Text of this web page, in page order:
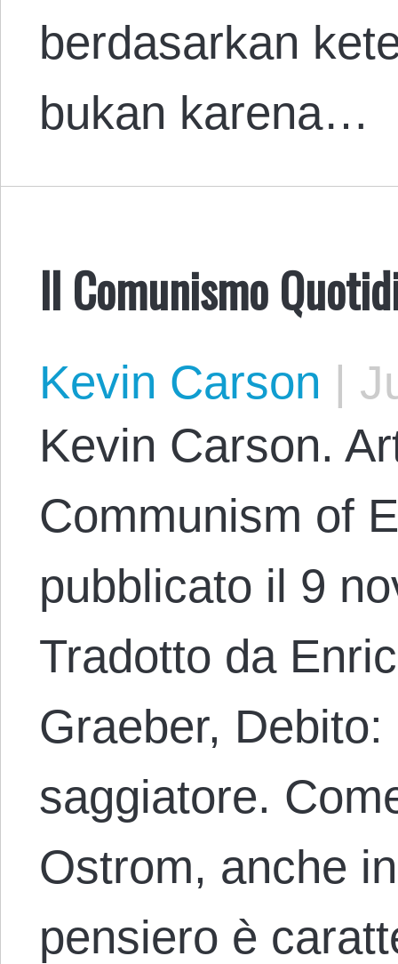
berdasarkan
bukan karena…
Il Comunismo
Kevin Carson |
Kevin Carson.
Communism of
pubblicato il 9
Tradotto da
Graeber,
saggiatore.
Ostrom, anche
pensiero è